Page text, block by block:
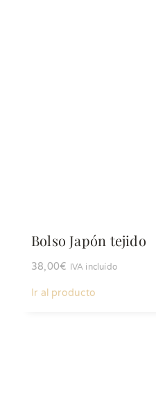
Bolso Japón tejido
38,00€ IVA incluído
Ir al producto